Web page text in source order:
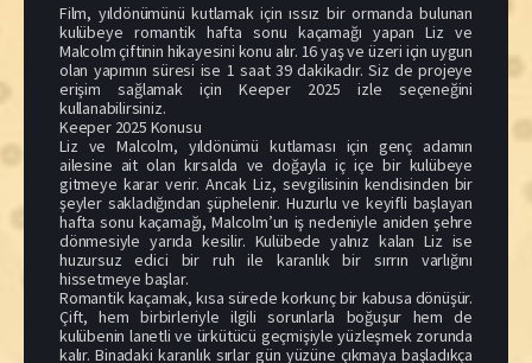
Film, yıldönümünü kutlamak için ıssız bir ormanda bulunan
kulübeye romantik hafta sonu kaçamağı yapan Liz ve
Malcolm çiftinin hikayesini konu alır. 16 yaş ve üzeri için uygun
olan yapımın süresi ise 1 saat 39 dakikadır. Siz de projeye
erişim sağlamak için Keeper 2025 izle seçeneğini
kullanabilirsiniz.
Keeper 2025 Konusu
Liz ve Malcolm, yıldönümü kutlaması için genç adamın
ailesine ait olan kırsalda ve doğayla iç içe bir kulübeye
gitmeye karar verir. Ancak Liz, sevgilisinin kendisinden bir
şeyler sakladığından şüphelenir. Huzurlu ve keyifli başlayan
hafta sonu kaçamağı, Malcolm’un iş nedeniyle aniden şehre
dönmesiyle yarıda kesilir. Kulübede yalnız kalan Liz ise
huzursuz edici bir ruh ile karanlık bir sırrın varlığını
hissetmeye başlar.
Romantik kaçamak, kısa sürede korkunç bir kabusa dönüşür.
Çift, hem birbirleriyle ilgili sorunlarla boğuşur hem de
kulübenin lanetli ve ürkütücü geçmişiyle yüzleşmek zorunda
kalır. Binadaki karanlık sırlar gün yüzüne çıkmaya başladıkça